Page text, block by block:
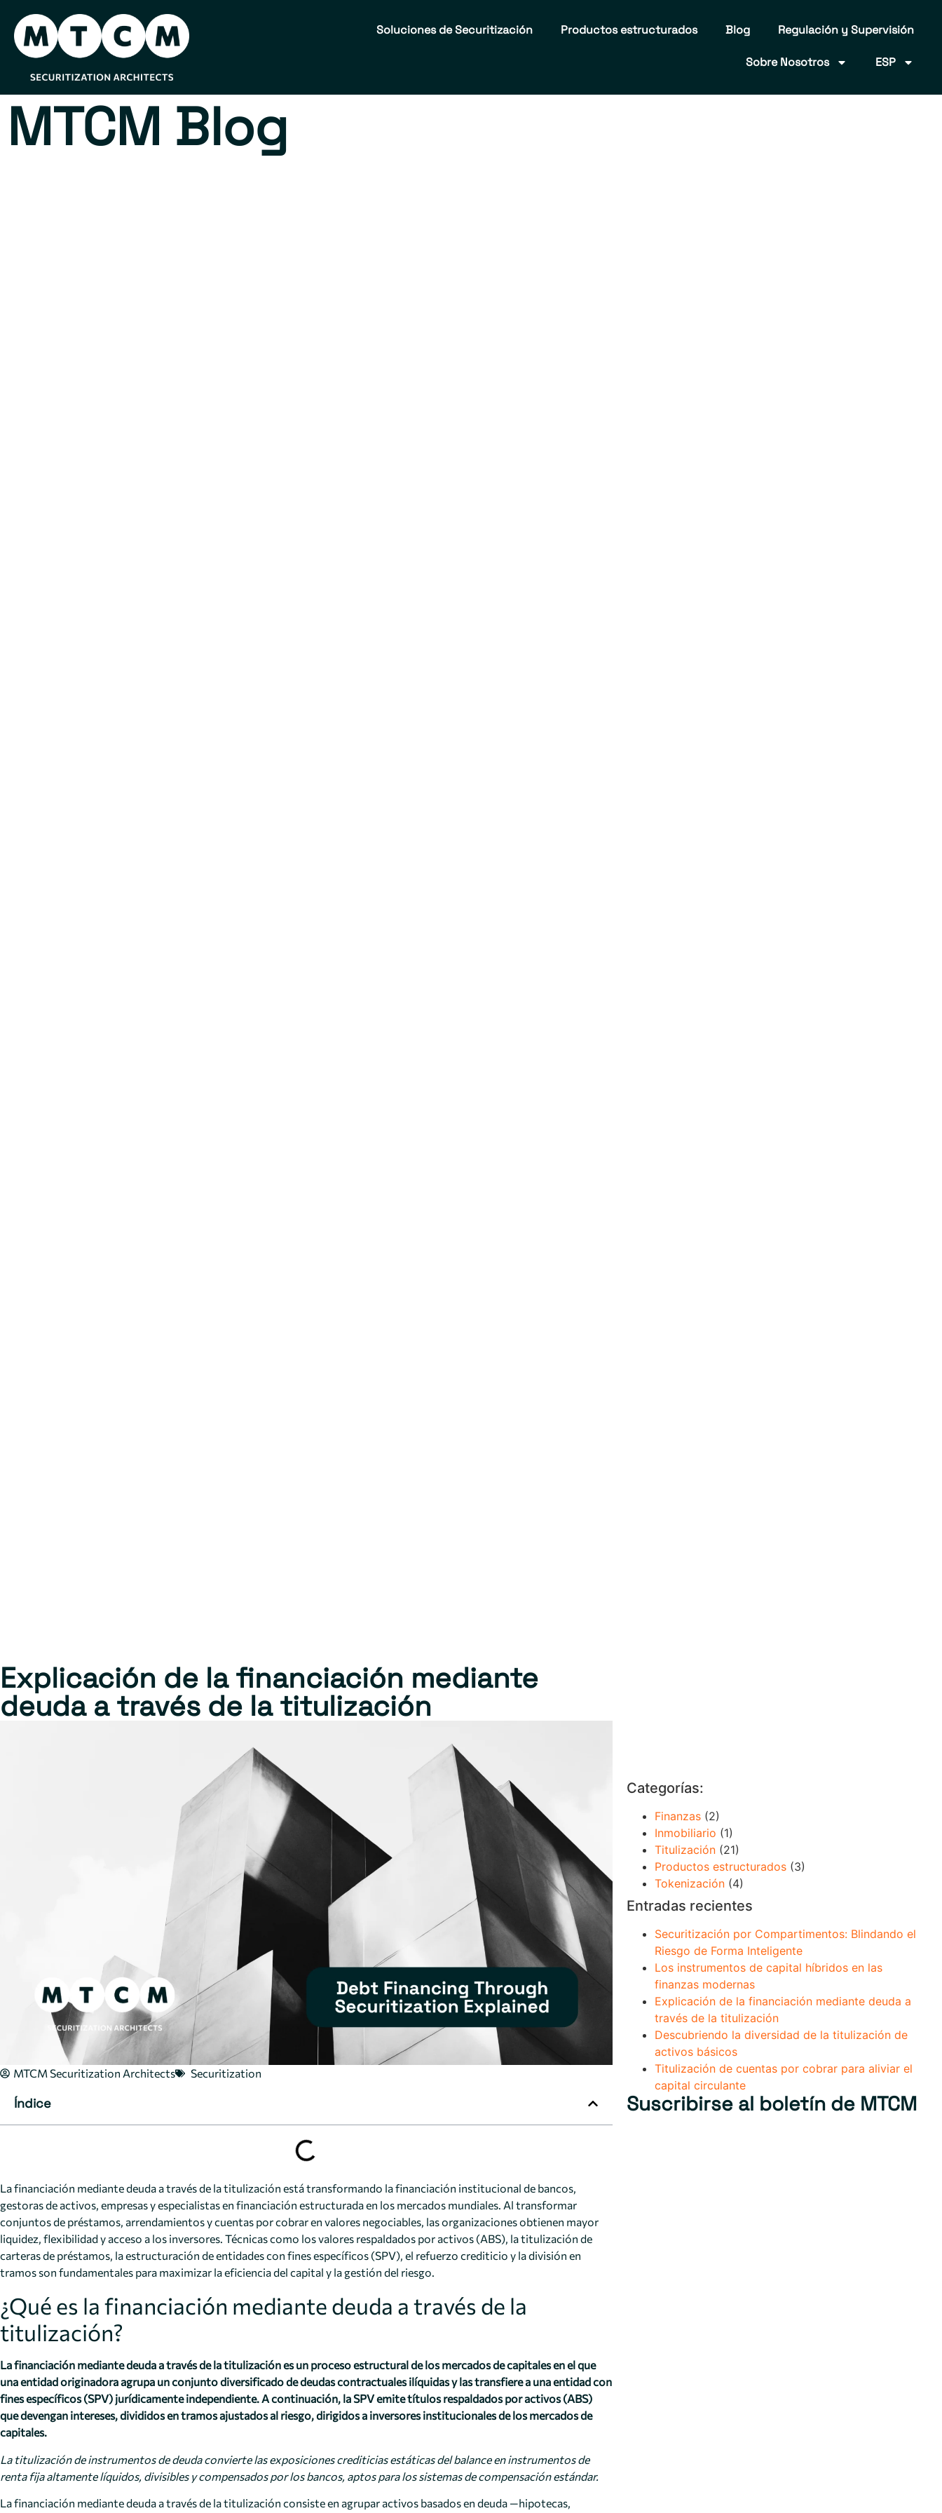
Soluciones de Securitización Productos estructurados Blog Regulación y Supervisión
Sobre Nosotros ESP
MTCM Blog
Explicación de la financiación mediante
deuda a través de la titulización
MTCM Securitization Architects Securitization
Índice
La financiación mediante deuda a través de la titulización está transformando la financiación institucional de bancos,
gestoras de activos, empresas y especialistas en financiación estructurada en los mercados mundiales. Al transformar
conjuntos de préstamos, arrendamientos y cuentas por cobrar en valores negociables, las organizaciones obtienen mayor
liquidez, flexibilidad y acceso a los inversores. Técnicas como los valores respaldados por activos (ABS), la titulización de
carteras de préstamos, la estructuración de entidades con fines específicos (SPV), el refuerzo crediticio y la división en
tramos son fundamentales para maximizar la eficiencia del capital y la gestión del riesgo.
¿Qué es la financiación mediante deuda a través de la
titulización?
La financiación mediante deuda a través de la titulización es un proceso estructural de los mercados de capitales en el que
una entidad originadora agrupa un conjunto diversificado de deudas contractuales ilíquidas y las transfiere a una entidad con
fines específicos (SPV) jurídicamente independiente. A continuación, la SPV emite títulos respaldados por activos (ABS)
que devengan intereses, divididos en tramos ajustados al riesgo, dirigidos a inversores institucionales de los mercados de
capitales.
La titulización de instrumentos de deuda convierte las exposiciones crediticias estáticas del balance en instrumentos de
renta fija altamente líquidos, divisibles y compensados por los bancos, aptos para los sistemas de compensación estándar.
La financiación mediante deuda a través de la titulización consiste en agrupar activos basados en deuda —hipotecas,
Categorías:
Finanzas(2)
Inmobiliario (1)
Titulización(21)
Productos estructurados(3)
Tokenización(4)
Entradas recientes
Securitización por Compartimentos: Blindando el
Riesgo de Forma Inteligente
Los instrumentos de capital híbridos en las
finanzas modernas
Explicación de la financiación mediante deuda a
través de la titulización
Descubriendo la diversidad de la titulización de
activos básicos
Titulización de cuentas por cobrar para aliviar el
capital circulante
Suscribirse al boletín de MTCM